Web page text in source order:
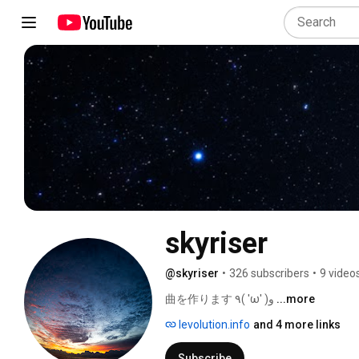
skyriser
@skyriser • 326 subscribers • 9
...more
levolution.info and 4 more links